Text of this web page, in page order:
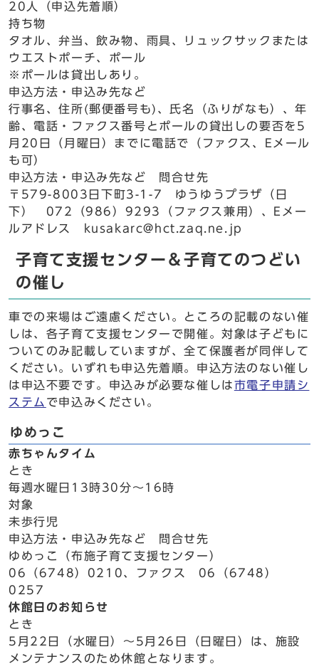
20人（申込先着順）
持ち物
タオル、弁当、飲み物、雨具、リュックサックまたは
ウエストポーチ、ポール
※ポールは貸出しあり。
申込方法・申込み先など
行事名、住所(郵便番号も)、氏名（ふりがなも）、年
齢、電話・ファクス番号とポールの貸出しの要否を5
月20日（月曜日）までに電話で（ファクス、Eメール
も可）
申込方法・申込み先など 問合せ先
〒579-8003日下町3-1-7 ゆうゆうプラザ（日
下） 072（986）9293（ファクス兼用）、Eメー
ルアドレス kusakarc@hct.zaq.ne.jp
子育て支援センター＆子育てのつどい
の催し
車での来場はご遠慮ください。ところの記載のない催
しは、各子育て支援センターで開催。対象は子どもに
ついてのみ記載していますが、全て保護者が同伴して
ください。いずれも申込先着順。申込方法のない催し
は申込不要です。申込みが必要な催しは市電子申請シ
ステム で申込みください。
ゆめっこ
赤ちゃんタイム
とき
毎週水曜日13時30分～16時
対象
未歩行児
申込方法・申込み先など 問合せ先
ゆめっこ（布施子育て支援センター）
06（6748）0210、ファクス 06（6748）
0257
休館日のお知らせ
とき
5月22日（水曜日）～5月26日（日曜日）は、施設
メンテナンスのため休館となります。